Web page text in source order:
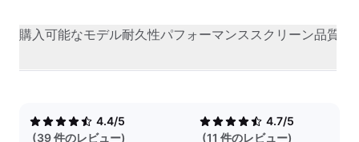
購入可能なモデル耐久性パフォーマンススクリーン品質
4.4/5
(39 件のレビュー)
4.7/5
(11 件のレビュー)